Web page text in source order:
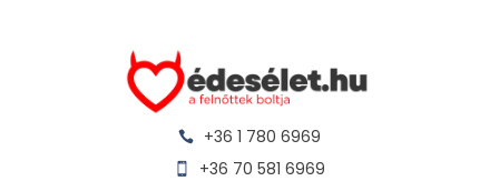
+36 1 780 6969
+36 70 581 6969